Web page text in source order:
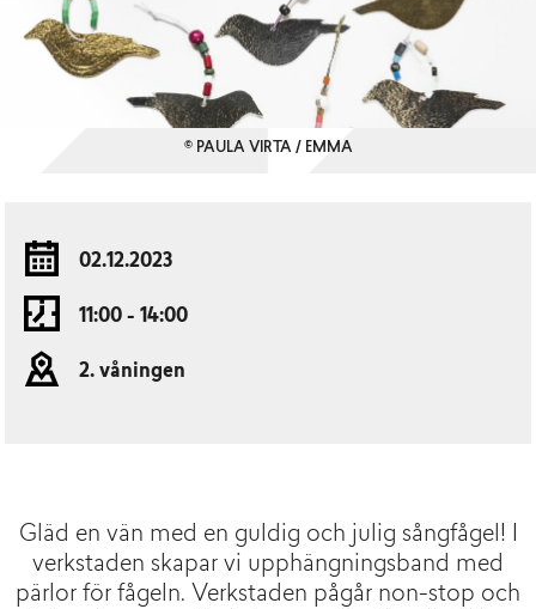
© PAULA VIRTA / EMMA
02.12.2023
11:00 - 14:00
2. våningen
Gläd en vän med en guldig och julig sångfågel! I
verkstaden skapar vi upphängningsband med
pärlor för fågeln. Verkstaden pågår non-stop och